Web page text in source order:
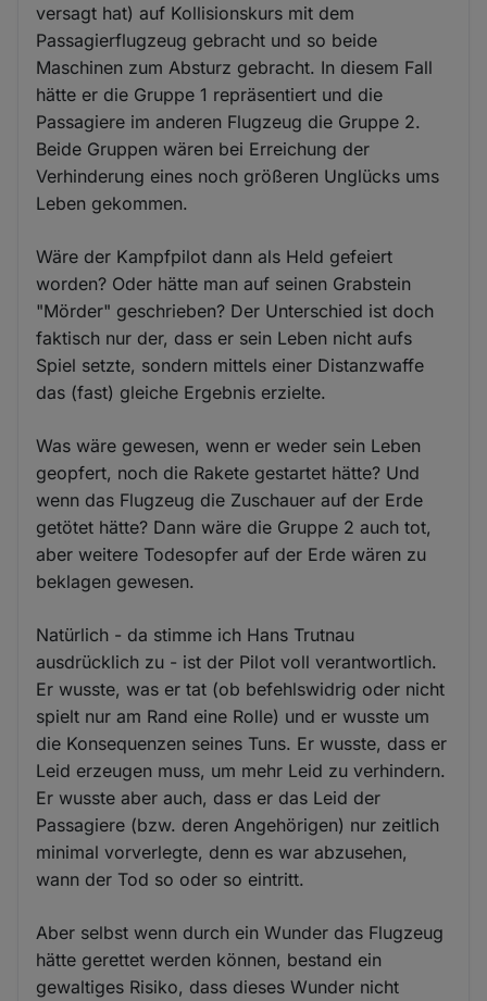
versagt hat) auf Kollisionskurs mit dem
Passagierflugzeug gebracht und so beide
Maschinen zum Absturz gebracht. In diesem Fall
hätte er die Gruppe 1 repräsentiert und die
Passagiere im anderen Flugzeug die Gruppe 2.
Beide Gruppen wären bei Erreichung der
Verhinderung eines noch größeren Unglücks ums
Leben gekommen.
Wäre der Kampfpilot dann als Held gefeiert
worden? Oder hätte man auf seinen Grabstein
"Mörder" geschrieben? Der Unterschied ist doch
faktisch nur der, dass er sein Leben nicht aufs
Spiel setzte, sondern mittels einer Distanzwaffe
das (fast) gleiche Ergebnis erzielte.
Was wäre gewesen, wenn er weder sein Leben
geopfert, noch die Rakete gestartet hätte? Und
wenn das Flugzeug die Zuschauer auf der Erde
getötet hätte? Dann wäre die Gruppe 2 auch tot,
aber weitere Todesopfer auf der Erde wären zu
beklagen gewesen.
Natürlich - da stimme ich Hans Trutnau
ausdrücklich zu - ist der Pilot voll verantwortlich.
Er wusste, was er tat (ob befehlswidrig oder nicht
spielt nur am Rand eine Rolle) und er wusste um
die Konsequenzen seines Tuns. Er wusste, dass er
Leid erzeugen muss, um mehr Leid zu verhindern.
Er wusste aber auch, dass er das Leid der
Passagiere (bzw. deren Angehörigen) nur zeitlich
minimal vorverlegte, denn es war abzusehen,
wann der Tod so oder so eintritt.
Aber selbst wenn durch ein Wunder das Flugzeug
hätte gerettet werden können, bestand ein
gewaltiges Risiko, dass dieses Wunder nicht